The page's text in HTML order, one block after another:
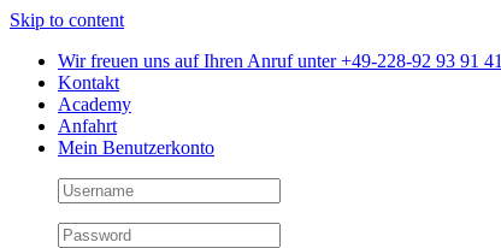
Skip to content
Wir freuen uns auf Ihren Anruf unter +49-228-92 93 91 41
Kontakt
Academy
Anfahrt
Mein Benutzerkonto